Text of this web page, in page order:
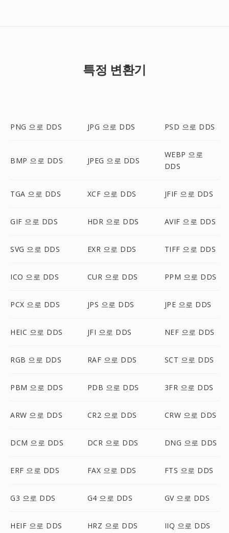
특정 변환기
PNG 으로 DDS JPG 으로 DDS PSD 으로 DDS
BMP 으로 DDS JPEG 으로 DDS
WEBP 으로
DDS
TGA 으로 DDS XCF 으로 DDS JFIF 으로 DDS
GIF 으로 DDS HDR 으로 DDS AVIF 으로 DDS
SVG 으로 DDS EXR 으로 DDS TIFF 으로 DDS
ICO 으로 DDS CUR 으로 DDS PPM 으로 DDS
PCX 으로 DDS JPS 으로 DDS JPE 으로 DDS
HEIC 으로 DDS JFI 으로 DDS NEF 으로 DDS
RGB 으로 DDS RAF 으로 DDS SCT 으로 DDS
PBM 으로 DDS PDB 으로 DDS 3FR 으로 DDS
ARW 으로 DDS CR2 으로 DDS CRW 으로 DDS
DCM 으로 DDS DCR 으로 DDS DNG 으로 DDS
ERF 으로 DDS FAX 으로 DDS FTS 으로 DDS
G3 으로 DDS G4 으로 DDS GV 으로 DDS
HEIF 으로 DDS HRZ 으로 DDS IIQ 으로 DDS